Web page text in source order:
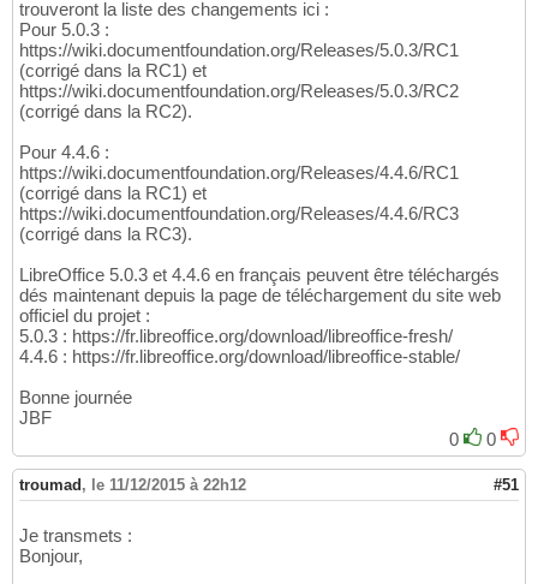
trouveront la liste des changements ici :
Pour 5.0.3 :
https://wiki.documentfoundation.org/Releases/5.0.3/RC1
(corrigé dans la RC1) et
https://wiki.documentfoundation.org/Releases/5.0.3/RC2
(corrigé dans la RC2).
Pour 4.4.6 :
https://wiki.documentfoundation.org/Releases/4.4.6/RC1
(corrigé dans la RC1) et
https://wiki.documentfoundation.org/Releases/4.4.6/RC3
(corrigé dans la RC3).
LibreOffice 5.0.3 et 4.4.6 en français peuvent être téléchargés
dés maintenant depuis la page de téléchargement du site web
officiel du projet :
5.0.3 : https://fr.libreoffice.org/download/libreoffice-fresh/
4.4.6 : https://fr.libreoffice.org/download/libreoffice-stable/
Bonne journée
JBF
0
0
troumad , le 11/12/2015 à 22h12 #51
Je transmets :
Bonjour,